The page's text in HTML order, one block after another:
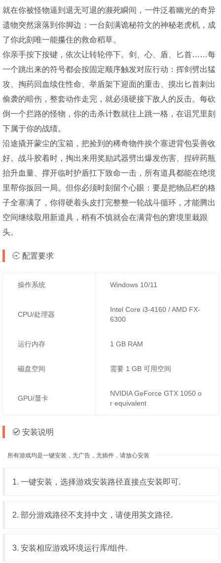
就在你被怪物逼到退无可退的濒死瞬间，一件泛着幽光的奇异
遗物突然滚落到你脚边：一台刻满诡秘符文的神秘老虎机，成
了你此刻唯一能攥住的救命稻草。
你亲手按下按键，依次让转轮停下。剑、心、盾、匕首……每
一个跳出来的符号都会按固定顺序触发对应行动：挥剑劈出猛
攻、掏药回血续住性命、举盾架下迎面的重击、摸出匕首刺出
偷袭的暗伤，整套动作走完，就必须硬接下敌人的反击。每砍
倒一个拦路的怪物，你的击杀计数就往上跳一格，在诅咒里刻
下属于你的战绩。
沿途撬开蒙尘的宝箱，把捡到的稀奇物件挨个塞进背包妥善收
好。战斗胶着时，掏出来用奖励武器劈出爆发伤害、捏碎药瓶
抬升血量、撑开临时护盾扛下致命一击，所有道具都能在绝境
里帮你扳回一局。但你必须时刻留个心眼：要是把物品栏的格
子全塞满了，你得硬着头皮打完整整一轮战斗循环，才能腾出
空间继续取用新道具，稍有不慎就会在满背包的窘境里栽跟
头。
配置要求
操作系统 Windows 10/11
CPU/处理器
Intel Core i3-4160 / AMD FX-
6300
运行内存 1 GB RAM
磁盘空间 需要 1 GB 可用空间
GPU/显卡
NVIDIA GeForce GTX 1050 o
r equivalent
安装说明
所有游戏均是一键安装，无广告，无插件，请放心安装
1. 一键安装，选择游戏安装路径直接点安装即可.
2. 部分游戏路径不支持中文，请使用英文路径.
3. 安装相应游戏环境运行库/组件.